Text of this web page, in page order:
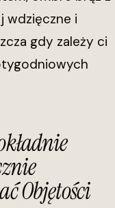
wdzięczne i
gdy zależy ci
Objętości